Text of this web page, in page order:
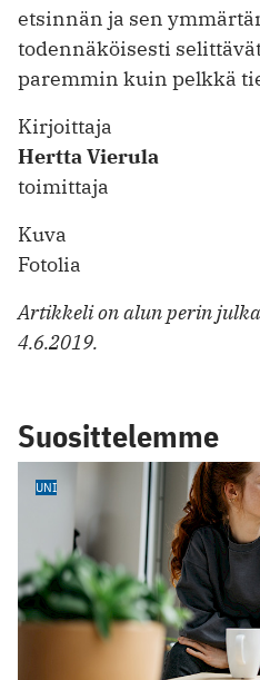
etsinnän ja sen
todennäköisesti
paremmin kuin pelkkä
Kirjoittaja
Hertta Vierula
toimittaja
Kuva
Fotolia
Artikkeli on alun perin
4.6.2019.
Suosittelemme
UNI